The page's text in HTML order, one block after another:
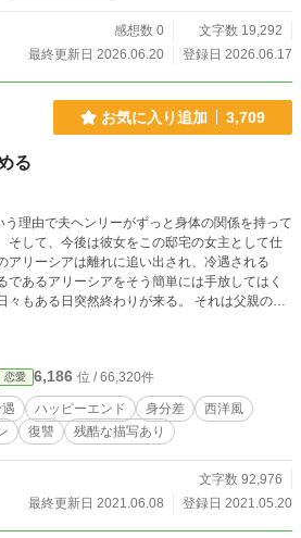
感想数 0
文字数 19,292
最終更新日 2026.06.20
登録日 2026.06.17
お気に入り追加 3,709
る
理由で夫ヘンリーがずっと身体の関係を持って
そして、今後は彼女をこの邸宅の女主として仕
であるアリーシアをそう簡単には手放してはく
日突然終わりが来る。 それは父親の死
恋愛 6,186 位 / 66,320件
ハッピーエンド 身分差
西洋風
復讐 残酷な描写あり
文字数 92,976
最終更新日 2021.06.08
登録日 2021.05.20